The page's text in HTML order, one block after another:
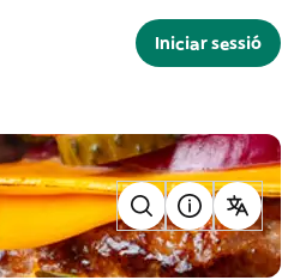
Iniciar sessió